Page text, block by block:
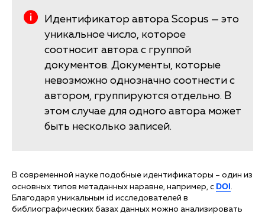
Идентификатор автора Scopus — это
уникальное число, которое
соотносит автора с группой
документов. Документы, которые
невозможно однозначно соотнести с
автором, группируются отдельно. В
этом случае для одного автора может
быть несколько записей.
В современной науке подобные идентификаторы – один из
основных типов метаданных наравне, например, с DOI.
Благодаря уникальным id исследователей в
библиографических базах данных можно анализировать